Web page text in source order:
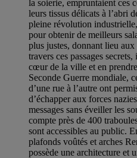
la soierie, empruntaient ces
leurs tissus délicats à l’abri
pleine révolution
pour obtenir de meilleurs
plus justes, donnant lieu
travers ces passages
cœur de la ville et en
Seconde Guerre mondiale,
d’une rue à l’autre ont
d’échapper aux forces
messages sans éveiller les
compte près de 400
sont accessibles au public.
plafonds voûtés et arches
possède une architecture et